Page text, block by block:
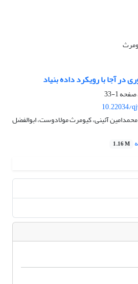
در آجا با رویکرد داده بنیاد
1-33
10.22034/
آئینی، کیومرث مولادوست، ابوالفضل
1.16 M